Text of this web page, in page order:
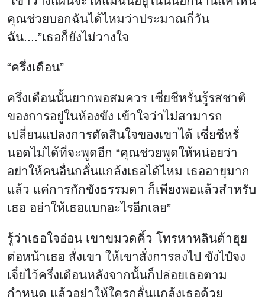
คุณช่วยบอกฉันได้ไหมว่าประมาณกี่วัน
ฉัน....”เธอก็ยังไม่วางใจ
“ครึ่งเดือน”
ครึ่งเดือนนั้นยากพอสมควร เซี่ยชีหรั่นรู้รสชาติ
ของการอยู่ในห้องขัง เข้าใจว่าไม่สามารถ
เปลี่ยนแปลงการตัดสินใจของเขาได้ เซี่ยชีหรั่
นอดไม่ได้ที่จะพูดอีก “คุณช่วยพูดให้หน่อยว่า
อย่าให้คนอื่นกลั่นแกล้งเธอได้ไหม เธออายุมาก
แล้ว แค่การกักขังธรรมดา ก็เพียงพอแล้วสำหรับ
เธอ อย่าให้เธอแบกอะไรอีกเลย”
รู้ว่าเธอใจอ่อน เขาขมวดคิ้ว โทรหาหลินต้าฮุย
ต่อหน้าเธอ สั่งเขา ให้เขาสั่งการลงไป ขังไป๋จง
เจี๋ยไว้ครึ่งเดือนหลังจากนั้นก็ปล่อยเธอตาม
กำหนด แล้วอย่าให้ใครกลั่นแกล้งเธอด้วย